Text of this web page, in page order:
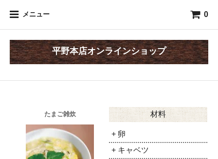
メニュー 0
平野本店オンラインショップ
たまご雑炊 材料
+ 卵
+ キャベツ